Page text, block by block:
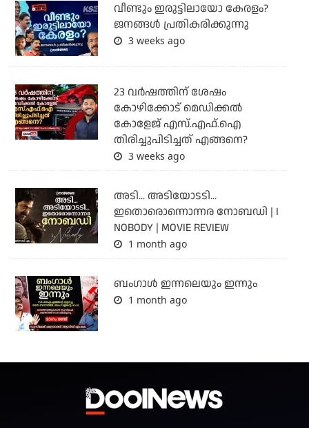
വീണ്ടും ഇരുട്ടിലായോ കേരളം?
ജനങ്ങൾ പ്രതികരിക്കുന്നു
3 weeks ago
23 വർഷത്തിന് ശേഷം
കോഴിക്കോട് മെഡിക്കൽ
കോളേജ് എസ്.എഫ്.ഐ
തിരിച്ചുപിടിച്ചത് എങ്ങനെ?
3 weeks ago
അടി... അടിയോടടി...
ഇതൊരൊന്നൊന്നര നോബഡി | I
NOBODY | MOVIE REVIEW
1 month ago
ബംഗാള്‍ ഇന്നലെയും ഇന്നും
1 month ago